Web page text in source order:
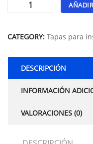
CATEGORY: Tapas para
DESCRIPCIÓN
INFORMACIÓN
VALORACIONES (0)